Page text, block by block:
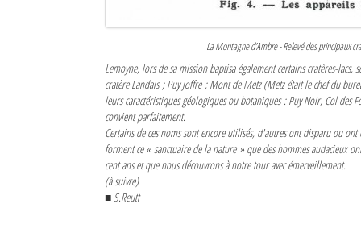
La Montagne d’Ambre - Relevé des principaux
Lemoyne, lors de sa mission baptisa également certains cratères-
cratère Landais ; Puy Joffre ; Mont de Metz (Metz était le chef du
leurs caractéristiques géologiques ou botaniques : Puy Noir, Col des
convient parfaitement.
Certains de ces noms sont encore utilisés, d'autres ont disparu ou
forment ce« sanctuaire de la nature » que des hommes audacieux
cent ans et que nous découvrons à notre tour avec émerveillement.
(à suivre)
■ S.Reutt